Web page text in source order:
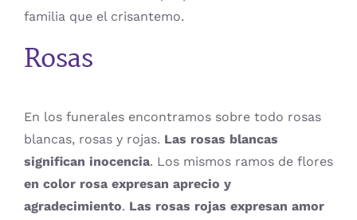
familia que el crisantemo.
Rosas
En los funerales encontramos sobre todo rosas
blancas, rosas y rojas. Las rosas blancas
significan inocencia. Los mismos ramos de flores
en color rosa expresan aprecio y
agradecimiento. Las rosas rojas expresan amor